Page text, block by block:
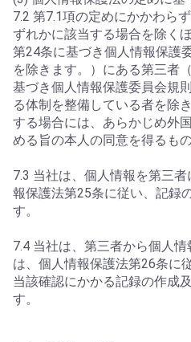
7.2 第7.1項の定めにかかわら
ずれかに該当する場合を除く
第24条に基づき個人情報保護
を除きます。）にある第三者
基づき個人情報保護委員会規
る体制を整備している者を除
する場合には、あらかじめ外
める旨の本人の同意を得るもの
7.3 当社は、個人情報を第三
報保護法第25条に従い、記録
す。
7.4 当社は、第三者から個人
は、個人情報保護法第26条に
当該確認にかかる記録の作成
す。